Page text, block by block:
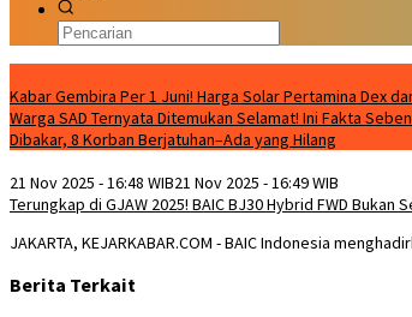
Kabar Gembira Per 1 Juni! Harga Solar Pertamina Dex
Warga SAD Ternyata Ditemukan Selamat! Ini Fakta
Dibakar, 8 Korban Berjatuhan–Ada yang Hilang
21 Nov 2025 - 16:48 WIB21 Nov 2025 - 16:49 WIB
Terungkap di GJAW 2025! BAIC BJ30 Hybrid FWD Bukan
JAKARTA, KEJARKABAR.COM - BAIC Indonesia
Berita Terkait